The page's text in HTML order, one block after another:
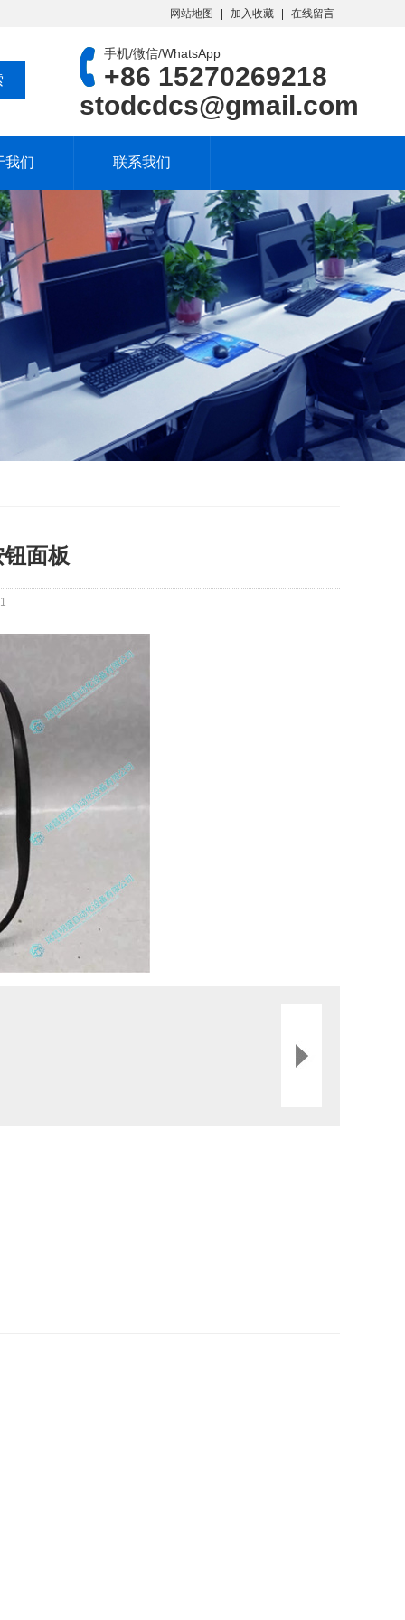
网站地图 加入收藏 在线留言
手机/微信/WhatsApp
+86 15270269218
stodcdcs@gmail.com
我们 联系我们
面板